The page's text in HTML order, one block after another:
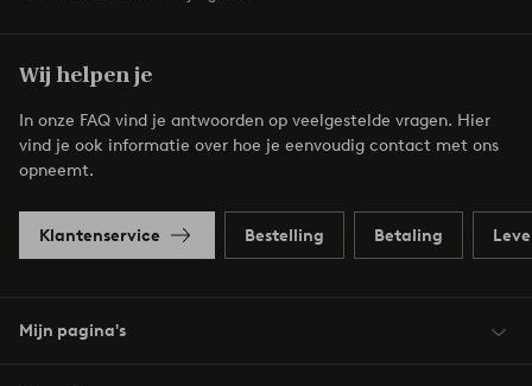
Wij helpen je
In onze FAQ vind je antwoorden op veelgestelde vragen. Hier
vind je ook informatie over hoe je eenvoudig contact met ons
opneemt.
Klantenservice Bestelling Betaling
Mijn pagina's